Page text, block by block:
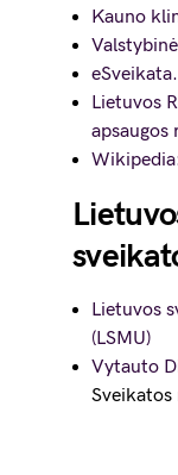
Kauno
Lietuvos
apsaugos
Lietuvos
(LSMU)
Vytauto